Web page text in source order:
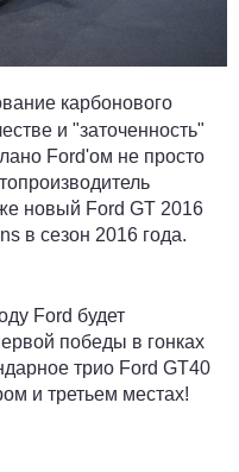
карбонового
и "заточенность"
Ford'ом не просто
новый Ford GT 2016
в сезон 2016 года.
Ford будет
победы в гонках
трио Ford GT40
и третьем местах!